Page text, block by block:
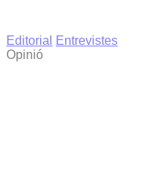
Editorial
Entrevistes
Opinió